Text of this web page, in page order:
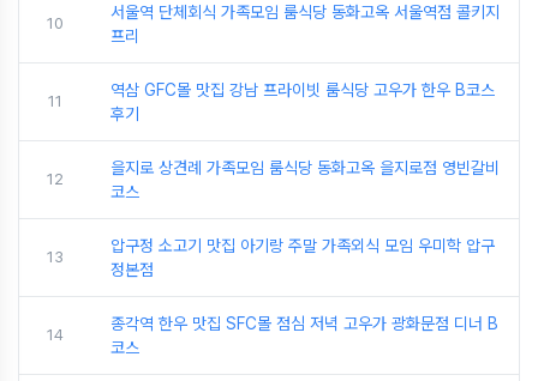
10
서울역 단체회식 가족모임 룸식당 동화고옥 서울역점 콜키지
프리
11
역삼 GFC몰 맛집 강남 프라이빗 룸식당 고우가 한우 B코스
후기
12
을지로 상견례 가족모임 룸식당 동화고옥 을지로점 영빈갈비
코스
13
압구정 소고기 맛집 아기랑 주말 가족외식 모임 우미학 압구
정본점
14
종각역 한우 맛집 SFC몰 점심 저녁 고우가 광화문점 디너 B
코스